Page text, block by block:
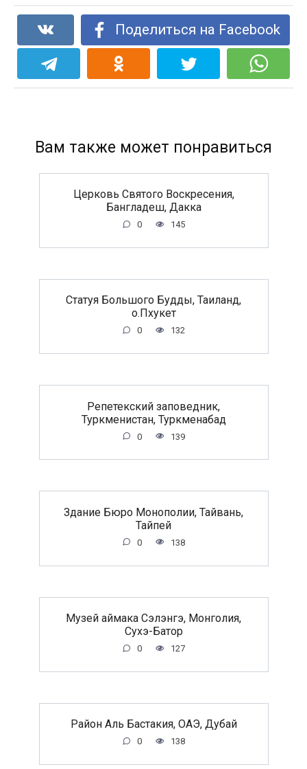
Поделиться на Facebook
Вам также может понравиться
Церковь Святого Воскресения,
Бангладеш, Дакка
0 145
Статуя Большого Будды, Таиланд,
о.Пхукет
0 132
Репетекский заповедник,
Туркменистан, Туркменабад
0 139
Здание Бюро Монополии, Тайвань,
Тайпей
0 138
Музей аймака Сэлэнгэ, Монголия,
Сухэ-Батор
0 127
Район Аль Бастакия, ОАЭ, Дубай
0 138